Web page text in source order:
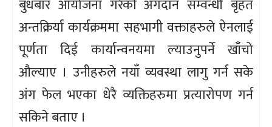
बुधबार आयोजना गरेको अंगदान सम्वन्धी बृहत
अन्तक्रिर्या कार्यक्रममा सहभागी वक्ताहरुले ऐनलाई
पूर्णता दिई कार्यान्वनयमा ल्याउनुपर्ने खाँचो
औल्याए । उनीहरुले नयाँ व्यवस्था लागु गर्न सके
अंग फेल भएका धेरै व्यक्तिहरुमा प्रत्यारोपण गर्न
सकिने बताए ।